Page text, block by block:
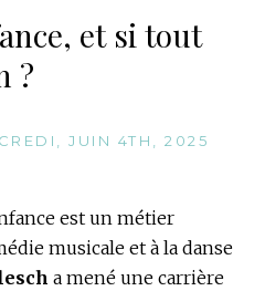
et si tout
?
JUIN 4TH, 2025
est un métier
musicale et à la danse
a mené une carrière